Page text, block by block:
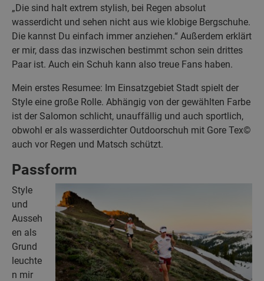
„Die sind halt extrem stylish, bei Regen absolut
wasserdicht und sehen nicht aus wie klobige Bergschuhe.
Die kannst Du einfach immer anziehen.“ Außerdem erklärt
er mir, dass das inzwischen bestimmt schon sein drittes
Paar ist. Auch ein Schuh kann also treue Fans haben.
Mein erstes Resumee: Im Einsatzgebiet Stadt spielt der
Style eine große Rolle. Abhängig von der gewählten Farbe
ist der Salomon schlicht, unauffällig und auch sportlich,
obwohl er als wasserdichter Outdoorschuh mit Gore Tex©
auch vor Regen und Matsch schützt.
Passform
Style
und
Ausseh
en als
Grund
leuchte
n mir